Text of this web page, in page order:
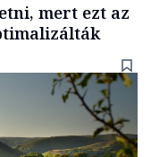
mert ezt az